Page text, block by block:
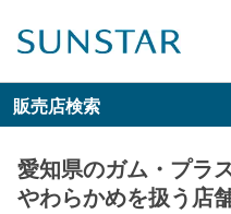
販売店検索
愛知県のガム・プラ
やわらかめを扱う店